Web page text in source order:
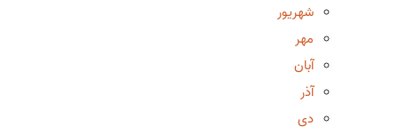
شهریور
مهر
آبان
آذر
دی